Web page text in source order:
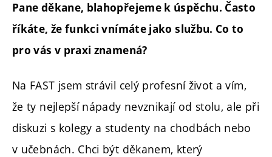
Pane děkane, blahopřejeme k úspěchu. Často
říkáte, že funkci vnímáte jako službu. Co to
pro vás v praxi znamená?
Na FAST jsem strávil celý profesní život a vím,
že ty nejlepší nápady nevznikají od stolu, ale při
diskuzi s kolegy a studenty na chodbách nebo
v učebnách. Chci být děkanem, který